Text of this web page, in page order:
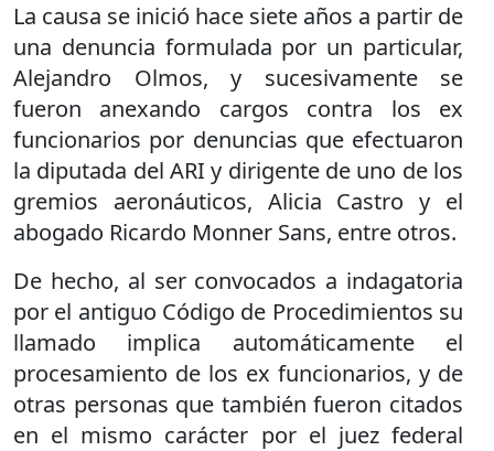
La causa se inició hace siete años a partir de
una denuncia formulada por un particular,
Alejandro Olmos, y sucesivamente se
fueron anexando cargos contra los ex
funcionarios por denuncias que efectuaron
la diputada del ARI y dirigente de uno de los
gremios aeronáuticos, Alicia Castro y el
abogado Ricardo Monner Sans, entre otros.
De hecho, al ser convocados a indagatoria
por el antiguo Código de Procedimientos su
llamado implica automáticamente el
procesamiento de los ex funcionarios, y de
otras personas que también fueron citados
en el mismo carácter por el juez federal